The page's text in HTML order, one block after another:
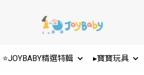
⭐JOYBABY精選特輯 ▸寶寶玩具